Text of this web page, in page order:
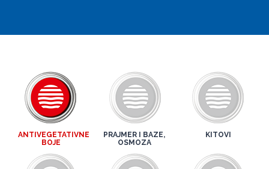
ANTIVEGETATIVNE
BOJE
PRAJMER I BAZE,
OSMOZA
KITOVI